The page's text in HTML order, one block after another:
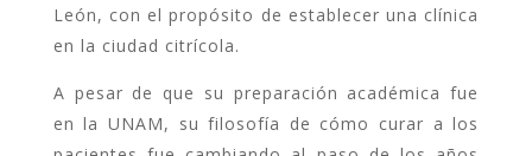
León, con el propósito de establecer una clínica
en la ciudad citrícola.
A pesar de que su preparación académica fue
en la UNAM, su filosofía de cómo curar a los